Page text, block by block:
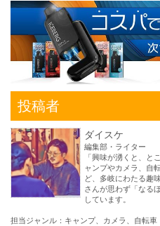
投稿者
ダイスケ
編集部・ライター
「興味が湧くと、と
ャンプやカメラ、自
ど、多岐にわたる趣
さんが思わず「なる
しています。
担当ジャンル：キャンプ、カメラ、自転車